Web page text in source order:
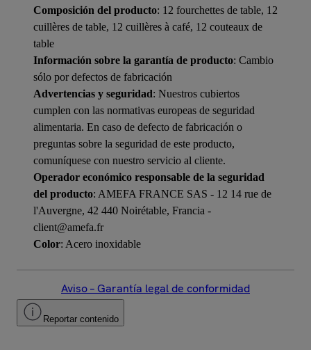
Composición del producto: 12 fourchettes de table, 12
cuillères de table, 12 cuillères à café, 12 couteaux de
table
Información sobre la garantía de producto: Cambio
sólo por defectos de fabricación
Advertencias y seguridad: Nuestros cubiertos
cumplen con las normativas europeas de seguridad
alimentaria. En caso de defecto de fabricación o
preguntas sobre la seguridad de este producto,
comuníquese con nuestro servicio al cliente.
Operador económico responsable de la seguridad
del producto: AMEFA FRANCE SAS - 12 14 rue de
l'Auvergne, 42 440 Noirétable, Francia -
client@amefa.fr
Color: Acero inoxidable
Aviso – Garantía legal de conformidad
Reportar contenido